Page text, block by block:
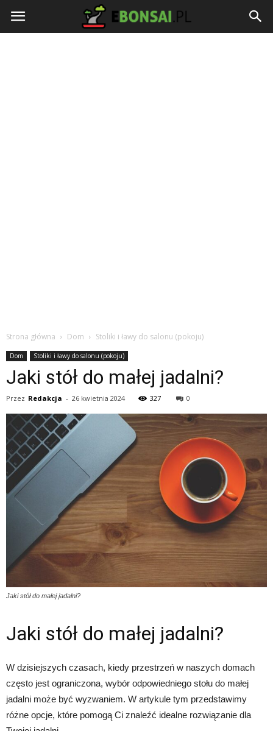
Strona główna Dom Stoliki i ławy do salonu (pokoju)
Dom Stoliki i ławy do salonu (pokoju)
Jaki stół do małej jadalni?
Przez Redakcja - 26 kwietnia 2024 327 0
Jaki stół do małej jadalni?
Jaki stół do małej jadalni?
W dzisiejszych czasach, kiedy przestrzeń w naszych domach
często jest ograniczona, wybór odpowiedniego stołu do małej
jadalni może być wyzwaniem. W artykule tym przedstawimy
różne opcje, które pomogą Ci znaleźć idealne rozwiązanie dla